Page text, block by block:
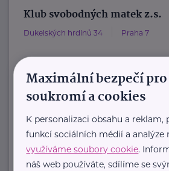
Klub svobodných matek z.s.
Dukelských hrdinů 34 Praha 7
"Pomáháme rodičům a jejich
Rodinám samoživitelů z celé
poskytujeme finanční,
odbornou právní ...
https://
Maximální bezpečí pro
soukromí a cookies
K personalizaci obsahu a reklam,
funkcí sociálních médií a analýze
využíváme soubory cookie.
náš web používáte, sdílíme se